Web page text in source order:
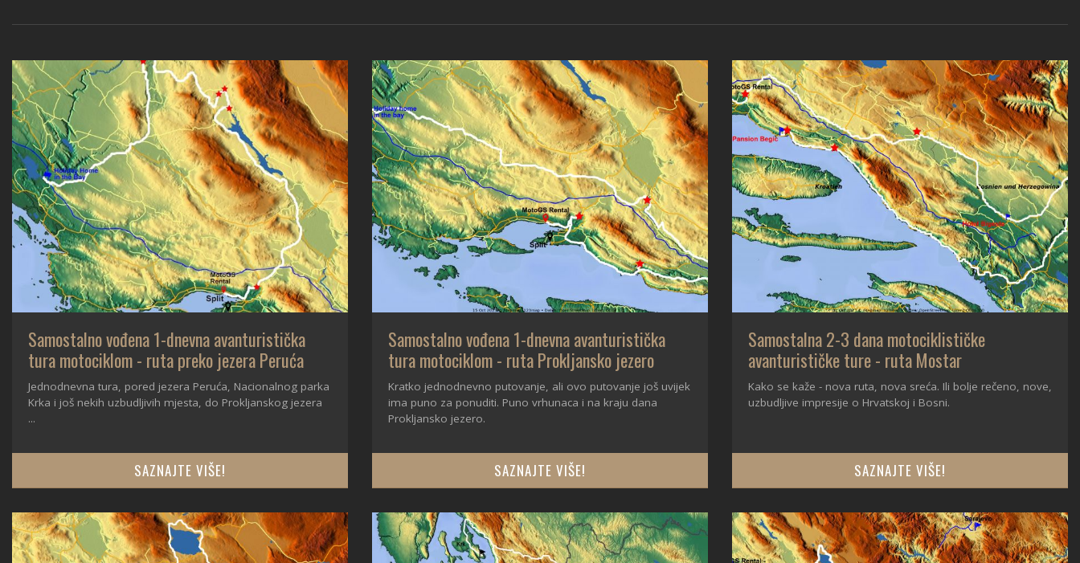
Samostalno vođena 1-dnevna avanturistička
tura motociklom - ruta preko jezera Peruća
Jednodnevna tura, pored jezera Peruća, Nacionalnog parka
Krka i još nekih uzbudljivih mjesta, do Prokljanskog jezera
...
SAZNAJTE VIŠE!
Samostalno vođena 1-dnevna avanturistička
tura motociklom - ruta Prokljansko jezero
Kratko jednodnevno putovanje, ali ovo putovanje još uvijek
ima puno za ponuditi. Puno vrhunaca i na kraju dana
Prokljansko jezero.
SAZNAJTE VIŠE!
Samostalna 2-3 dana motociklističke
avanturističke ture - ruta Mostar
Kako se kaže - nova ruta, nova sreća. Ili bolje rečeno, nove,
uzbudljive impresije o Hrvatskoj i Bosni.
SAZNAJTE VIŠE!